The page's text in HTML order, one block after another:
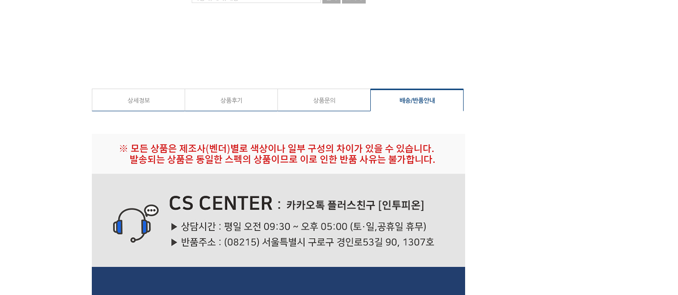
상세정보 상품후기 상품문의 배송/반품안내